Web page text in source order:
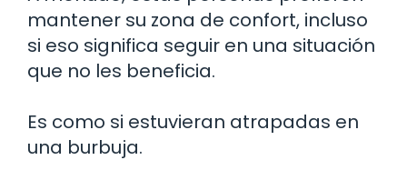
mantener su zona de confort, incluso
si eso significa seguir en una situación
que no les beneficia.
Es como si estuvieran atrapadas en
una burbuja.